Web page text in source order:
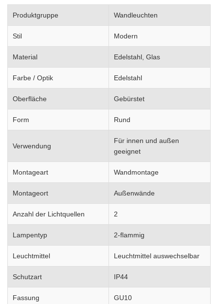
Produktgruppe Wandleuchten
Stil Modern
Material Edelstahl, Glas
Farbe / Optik Edelstahl
Oberfläche Gebürstet
Form Rund
Verwendung
Für innen und außen
geeignet
Montageart Wandmontage
Montageort Außenwände
Anzahl der Lichtquellen 2
Lampentyp 2-flammig
Leuchtmittel Leuchtmittel auswechselbar
Schutzart IP44
Fassung GU10